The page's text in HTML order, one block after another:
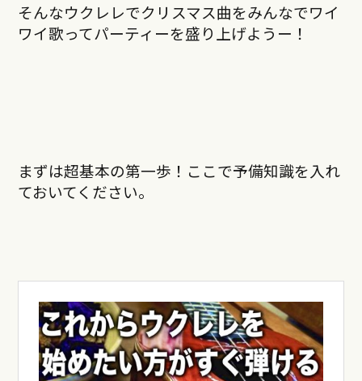
そんなウクレレでクリスマス曲をみんなでワイ
ワイ歌ってパーティーを盛り上げようー！
まずは超基本の第一歩！ここで予備知識を入れ
ておいてください。